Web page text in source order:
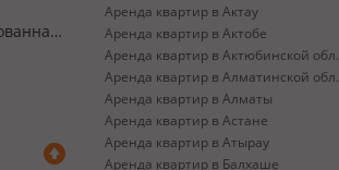
Аренда квартир в Актау
Аренда квартир в Актобе
Аренда квартир в Актюбинской обл.
Аренда квартир в Алматинской обл.
Аренда квартир в Алматы
Аренда квартир в Астане
Аренда квартир в Атырау
Аренда квартир в Балхаше